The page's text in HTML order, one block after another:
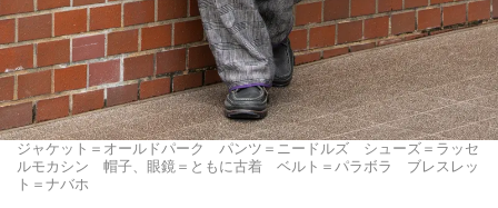
ジャケット＝オールドパーク パンツ＝ニードルズ シューズ＝ラッセ
ルモカシン 帽子、眼鏡＝ともに古着 ベルト＝パラボラ ブレスレッ
ト＝ナバホ